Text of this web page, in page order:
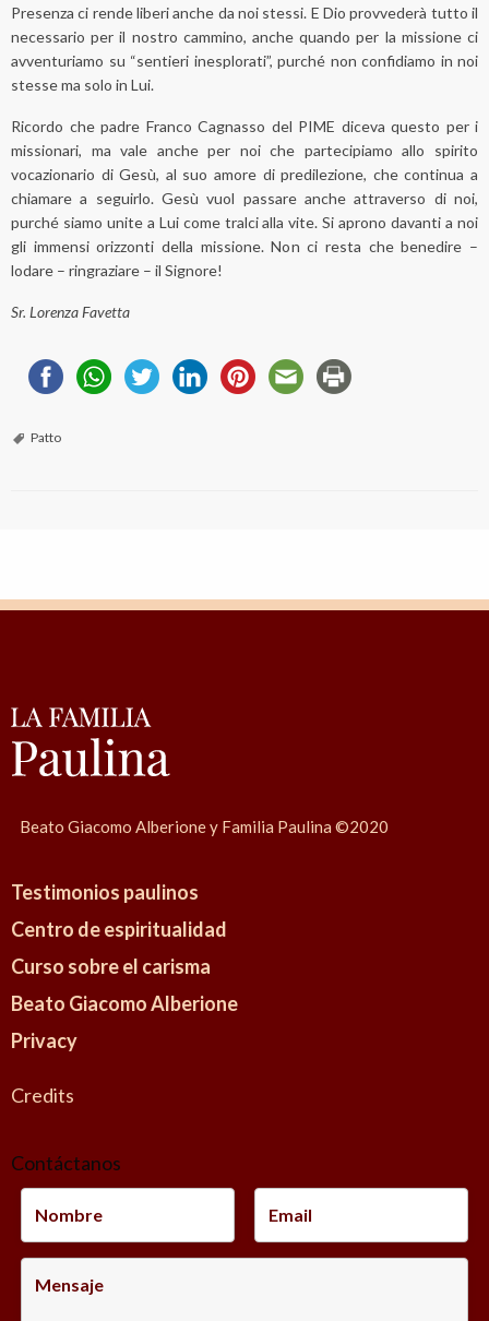
Presenza ci rende liberi anche da noi stessi. E Dio provvederà tutto il
necessario per il nostro cammino, anche quando per la missione ci
avventuriamo su “sentieri inesplorati”, purché non confidiamo in noi
stesse ma solo in Lui.
Ricordo che padre Franco Cagnasso del PIME diceva questo per i
missionari, ma vale anche per noi che partecipiamo allo spirito
vocazionario di Gesù, al suo amore di predilezione, che continua a
chiamare a seguirlo. Gesù vuol passare anche attraverso di noi,
purché siamo unite a Lui come tralci alla vite. Si aprono davanti a noi
gli immensi orizzonti della missione. Non ci resta che benedire –
lodare – ringraziare – il Signore!
Sr. Lorenza Favetta
Patto
Beato Giacomo Alberione y Familia Paulina ©2020
Testimonios paulinos
Centro de espiritualidad
Curso sobre el carisma
Beato Giacomo Alberione
Privacy
Credits
Contáctanos